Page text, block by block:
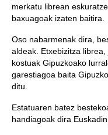
merkatu librean
baxuagoak izaten baitira.
Oso nabarmenak dira,
aldeak. Etxebizitza
kostuak Gipuzkoako
garestiagoa baita
ditu.
Estatuaren batez
handiagoak dira